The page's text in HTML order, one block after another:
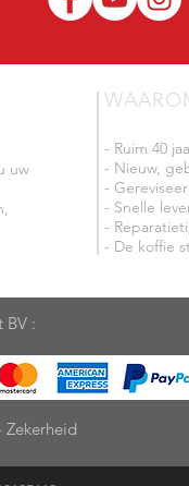
uw
- Ruim 40
- Nieuw,
-
- Snelle
-
- De koffie
BV :